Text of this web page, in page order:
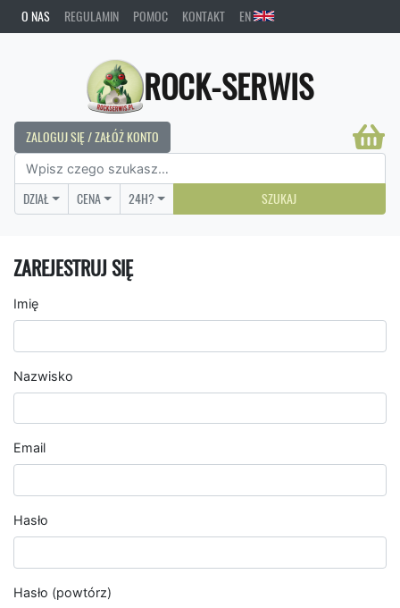
O NAS REGULAMIN POMOC KONTAKT EN
ROCK-SERWIS
ZALOGUJ SIĘ / ZAŁÓŻ KONTO
DZIAŁ CENA 24H? SZUKAJ
ZAREJESTRUJ SIĘ
Imię
Nazwisko
Email
Hasło
Hasło (powtórz)